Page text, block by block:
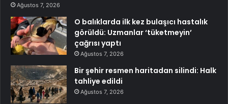
Ağustos 7, 2026
O balıklarda ilk kez bulaşıcı hastalık
görüldü: Uzmanlar ‘tüketmeyin’
çağrısı yaptı
Ağustos 7, 2026
Bir şehir resmen haritadan silindi: Halk
tahliye edildi
Ağustos 7, 2026